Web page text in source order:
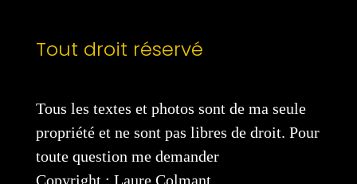
Tout droit réservé
Tous les textes et photos sont de ma seule
propriété et ne sont pas libres de droit. Pour
toute question me demander
Copyright : Laure Colmant